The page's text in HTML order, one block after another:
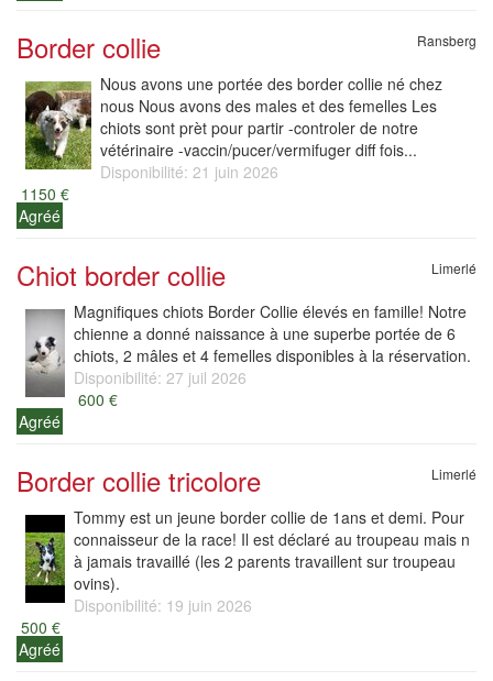
Border collie Ransberg
Nous avons une portée des border collie né chez
nous Nous avons des males et des femelles Les
chiots sont prèt pour partir -controler de notre
vétérinaire -vaccin/pucer/vermifuger diff fois...
Disponibilité: 21 juin 2026
1150 €
Agréé
Chiot border collie Limerlé
Magnifiques chiots Border Collie élevés en famille! Notre
chienne a donné naissance à une superbe portée de 6
chiots, 2 mâles et 4 femelles disponibles à la réservation.
Disponibilité: 27 juil 2026
600 €
Agréé
Border collie tricolore Limerlé
Tommy est un jeune border collie de 1ans et demi. Pour
connaisseur de la race! Il est déclaré au troupeau mais n
à jamais travaillé (les 2 parents travaillent sur troupeau
ovins).
Disponibilité: 19 juin 2026
500 €
Agréé